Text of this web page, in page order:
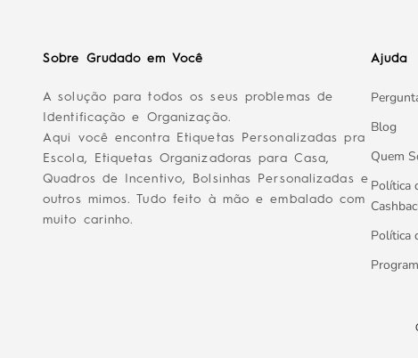
Sobre Grudado em Você
A solução para todos os seus problemas de
Identificação e Organização.
Aqui você encontra Etiquetas Personalizadas pra
Escola, Etiquetas Organizadoras para Casa,
Quadros de Incentivo, Bolsinhas Personalizadas e
outros mimos. Tudo feito à mão e embalado com
muito carinho.
Ajuda
Blog
Quem
Política
Política